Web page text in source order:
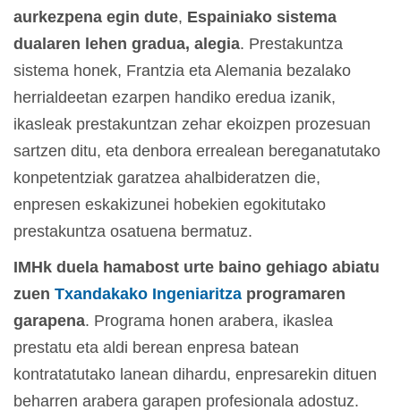
aurkezpena egin dute, Espainiako sistema
dualaren lehen gradua, alegia. Prestakuntza
sistema honek, Frantzia eta Alemania bezalako
herrialdeetan ezarpen handiko eredua izanik,
ikasleak prestakuntzan zehar ekoizpen prozesuan
sartzen ditu, eta denbora errealean bereganatutako
konpetentziak garatzea ahalbideratzen die,
enpresen eskakizunei hobekien egokitutako
prestakuntza osatuena bermatuz.
IMHk duela hamabost urte baino gehiago abiatu
zuen Txandakako Ingeniaritza programaren
garapena. Programa honen arabera, ikaslea
prestatu eta aldi berean enpresa batean
kontratatutako lanean dihardu, enpresarekin dituen
beharren arabera garapen profesionala adostuz.